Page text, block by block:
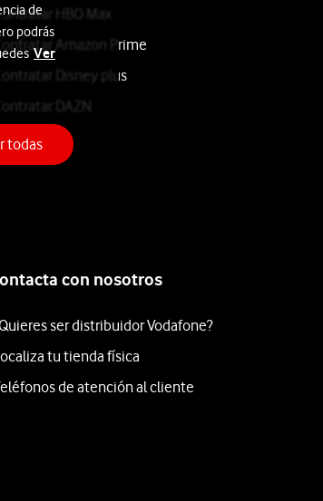
HBO Max
Contratar Amazon Prime
Contratar Disney plus
Contratar DAZN
con nosotros
ser distribuidor Vodafone?
tu tienda física
de atención al cliente
de
podrás
Ver
todas